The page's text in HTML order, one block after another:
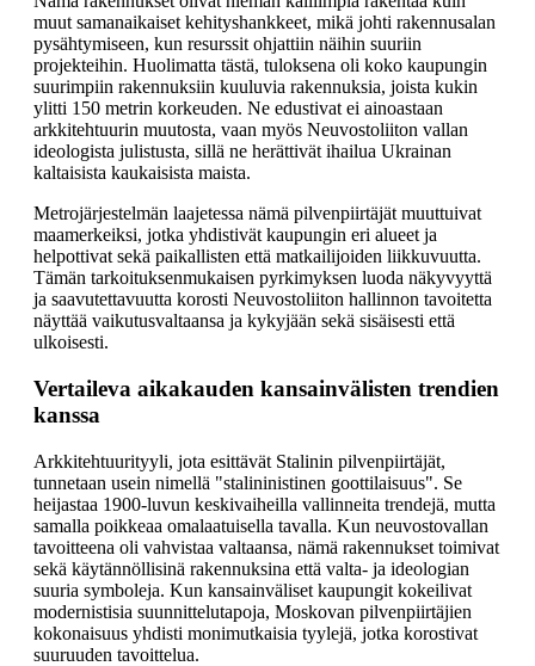
muut samanaikaiset kehityshankkeet, mikä johti rakennusalan
pysähtymiseen, kun resurssit ohjattiin näihin suuriin
projekteihin. Huolimatta tästä, tuloksena oli koko kaupungin
suurimpiin rakennuksiin kuuluvia rakennuksia, joista kukin
ylitti 150 metrin korkeuden. Ne edustivat ei ainoastaan
arkkitehtuurin muutosta, vaan myös Neuvostoliiton vallan
ideologista julistusta, sillä ne herättivät ihailua Ukrainan
kaltaisista kaukaisista maista.
Metrojärjestelmän laajetessa nämä pilvenpiirtäjät muuttuivat
maamerkeiksi, jotka yhdistivät kaupungin eri alueet ja
helpottivat sekä paikallisten että matkailijoiden liikkuvuutta.
Tämän tarkoituksenmukaisen pyrkimyksen luoda näkyvyyttä
ja saavutettavuutta korosti Neuvostoliiton hallinnon tavoitetta
näyttää vaikutusvaltaansa ja kykyjään sekä sisäisesti että
ulkoisesti.
Vertaileva aikakauden kansainvälisten trendien
kanssa
Arkkitehtuurityyli, jota esittävät Stalinin pilvenpiirtäjät,
tunnetaan usein nimellä "stalininistinen goottilaisuus". Se
heijastaa 1900-luvun keskivaiheilla vallinneita trendejä, mutta
samalla poikkeaa omalaatuisella tavalla. Kun neuvostovallan
tavoitteena oli vahvistaa valtaansa, nämä rakennukset toimivat
sekä käytännöllisinä rakennuksina että valta- ja ideologian
suuria symboleja. Kun kansainväliset kaupungit kokeilivat
modernistisia suunnittelutapoja, Moskovan pilvenpiirtäjien
kokonaisuus yhdisti monimutkaisia tyylejä, jotka korostivat
suuruuden tavoittelua.